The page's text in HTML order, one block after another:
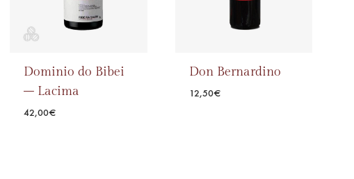
Dominio do Bibei
– Lacima
42,00€
Don Bernardino
12,50€